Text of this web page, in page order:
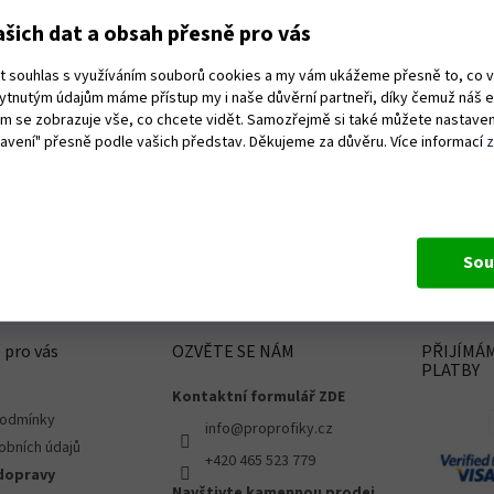
dat a obsah přesně pro vás
souhlas s využíváním souborů cookies a my vám ukážeme přesně to, co
údajům máme přístup my i naše důvěrní partneři, díky čemuž náš
se zobrazuje vše, co chcete vidět. Samozřejmě si také můžete
přesně podle vašich představ. Děkujeme za důvěru. Více informací
19.6.2026
naprosto v pohodě,perfektně zabaleno!!
kam jsem potřeboval!
Rychlé
vás
údajů
OZVĚTE SE NÁM
Kontaktní formulář ZDE
info@proprofiky.cz
+420 465 523 779
PLATBY